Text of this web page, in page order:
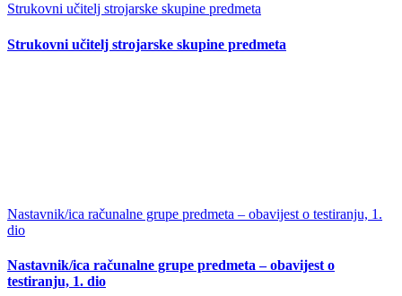
Strukovni učitelj strojarske skupine predmeta
Strukovni učitelj strojarske skupine predmeta
Nastavnik/ica računalne grupe predmeta – obavijest o testiranju, 1.
dio
Nastavnik/ica računalne grupe predmeta – obavijest o
testiranju, 1. dio